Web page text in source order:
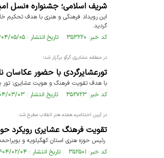
شریف اسلامی؛ جشنواره «نسل
این رویداد فرهنگی و هنری با هدف تحکیم
گردید.
کد خبر: ۳۵۳۲۲۰ تاریخ انتشار : ۱۴۰۴/۰۵/۰۵
در منطقه عشایری گرگو برگزار شد؛
تورعشایرگردی با حضور
با هدف تقویت فرهنگ و هویت عشایری؛ تور
کد خبر: ۳۵۲۷۲۳ تاریخ انتشار : ۱۴۰۴/۰۳/۰۳
در آیین اختتامیه هفته هنر انقلاب مطرح شد:
تقویت فرهنگ عشایری رویکرد
رئیس حوزه هنری استان کهگیلویه و
کد خبر: ۳۵۲۵۰۱ تاریخ انتشار : ۱۴۰۴/۰۲/۰۴